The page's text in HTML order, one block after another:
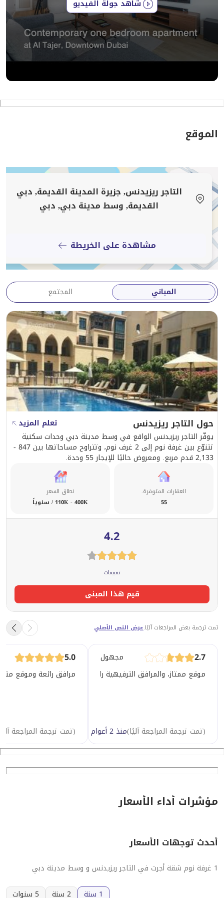
• سوق البحار – 5 دقائق سيرًا على الأقدام
• نافورة دبي – 8 دقائق سيرًا على الأقدام
• مطار دبي الدولي – 18 دقيقة بالسيارة
تجربة الضيف:
الأسبوع لضمان حصولك على كل المساعدة التي تحتاجها -
مفيد أن تعرف:
• الأسعار تختلف بحسب الموسم والتوافر
• الضرائب السياحية غير مدرجة
• ممنوع التدخين بشكل صارم
شاهد جولة الفيديو
الموقع
التاجر ريزيدنس, جزيرة المدينة القديمة, دبي
القديمة, وسط مدينة دبي, دبي
مشاهدة على الخريطة
المباني المجتمع
حول التاجر ريزيدنس
تعلم المزيد
يوفّر التاجر ريزيدنس الواقع في وسط مدينة دبي وحدات سكنية
تتنوّع بين غرفة نوم إلى 2 غرف نوم، وتتراوح مساحاتها بين 847 -
2,133 قدم مربع. ومعروض حاليًا للإيجار 55 وحدة.
العقارات المتوفرة.
55
نطاق السعر
110K - 400K / سنوياً
4.2
تقييمات
قيم هذا المبنى
تمت ترجمة بعض المراجعات آليًا.عرض النص الأصلي
2.7
مجهول
موقع ممتاز، والمرافق الترفيهية رائعة. ومع ذلك، الشقق في
(تمت ترجمة المراجعة آليًا)منذ 2 أعوام
5.0
مرافق رائعة وموقع
(تمت ترجمة المراجعة آليًا
مؤشرات أداء الأسعار
أحدث توجهات الأسعار
1 غرفة نوم شقة أجرت في التاجر ريزيدنس و وسط مدينة دبي
1 سنة
2 سنة 5 سنوات